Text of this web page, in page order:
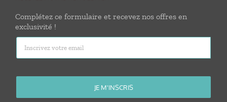
Complétez ce formulaire et recevez nos offres en
exclusivité !